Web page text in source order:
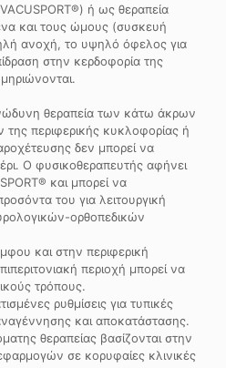
ή ως θεραπεία
και τους ώμους (συσκευή
ανοχή, το υψηλό όφελος για
στην κερδοφορία της
θεραπεία των κάτω άκρων
της περιφερικής κυκλοφορίας ή
δεν μπορεί να
Ο φυσικοθεραπευτής αφήνει
και μπορεί να
του για λειτουργική
ορθοπεδικών
και στην περιφερική
περιοχή μπορεί να
τρόπους.
ρυθμίσεις για τυπικές
και αποκατάστασης.
θεραπείας βασίζονται στην
σε κορυφαίες κλινικές